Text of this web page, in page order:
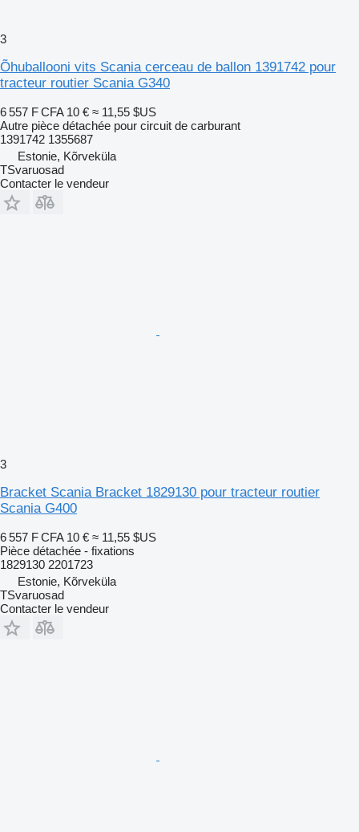
3
Õhuballooni vits Scania cerceau de ballon 1391742 pour
tracteur routier Scania G340
6 557 F CFA 10 € ≈ 11,55 $US
Autre pièce détachée pour circuit de carburant
1391742 1355687
Estonie, Kõrveküla
TSvaruosad
Contacter le vendeur
3
Bracket Scania Bracket 1829130 pour tracteur routier
Scania G400
6 557 F CFA 10 € ≈ 11,55 $US
Pièce détachée - fixations
1829130 2201723
Estonie, Kõrveküla
TSvaruosad
Contacter le vendeur